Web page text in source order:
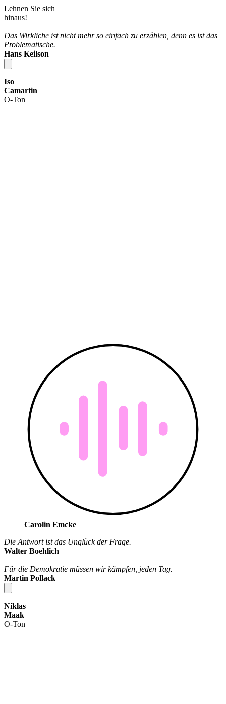
Lehnen Sie sich
hinaus!
Das Wirkliche ist nicht mehr so einfach zu erzählen, denn es ist das
Problematische.
Hans Keilson
Iso
Camartin
O-Ton
Carolin Emcke
Die Antwort ist das Unglück der Frage.
Walter Boehlich
Für die Demokratie müssen wir kämpfen, jeden Tag.
Martin Pollack
Niklas
Maak
O-Ton